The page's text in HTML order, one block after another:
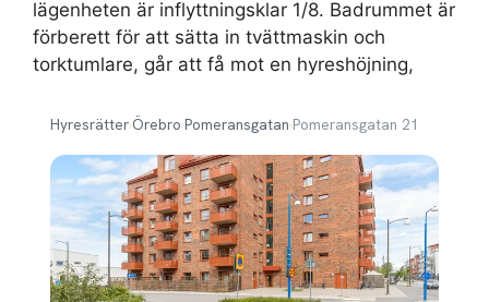
lägenheten är inflyttningsklar 1/8. Badrummet är
förberett för att sätta in tvättmaskin och
torktumlare, går att få mot en hyreshöjning,
Hyresrätter›Örebro›Pomeransgatan›Pomeransgatan 21